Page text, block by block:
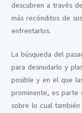
descubren a través
más recónditos de
enfrentarlos.
La búsqueda del
para desnudarlo y
posible y en el que
prominente, es parte
sobre lo cual también